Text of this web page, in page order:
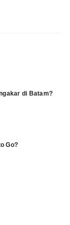
di Batam?
Go?